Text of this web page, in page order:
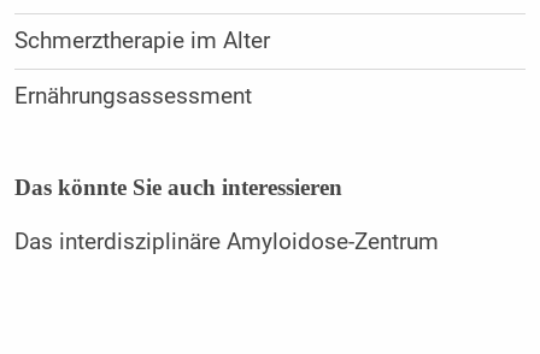
Schmerztherapie im Alter
Ernährungsassessment
Das könnte Sie auch interessieren
Das interdisziplinäre Amyloidose-Zentrum